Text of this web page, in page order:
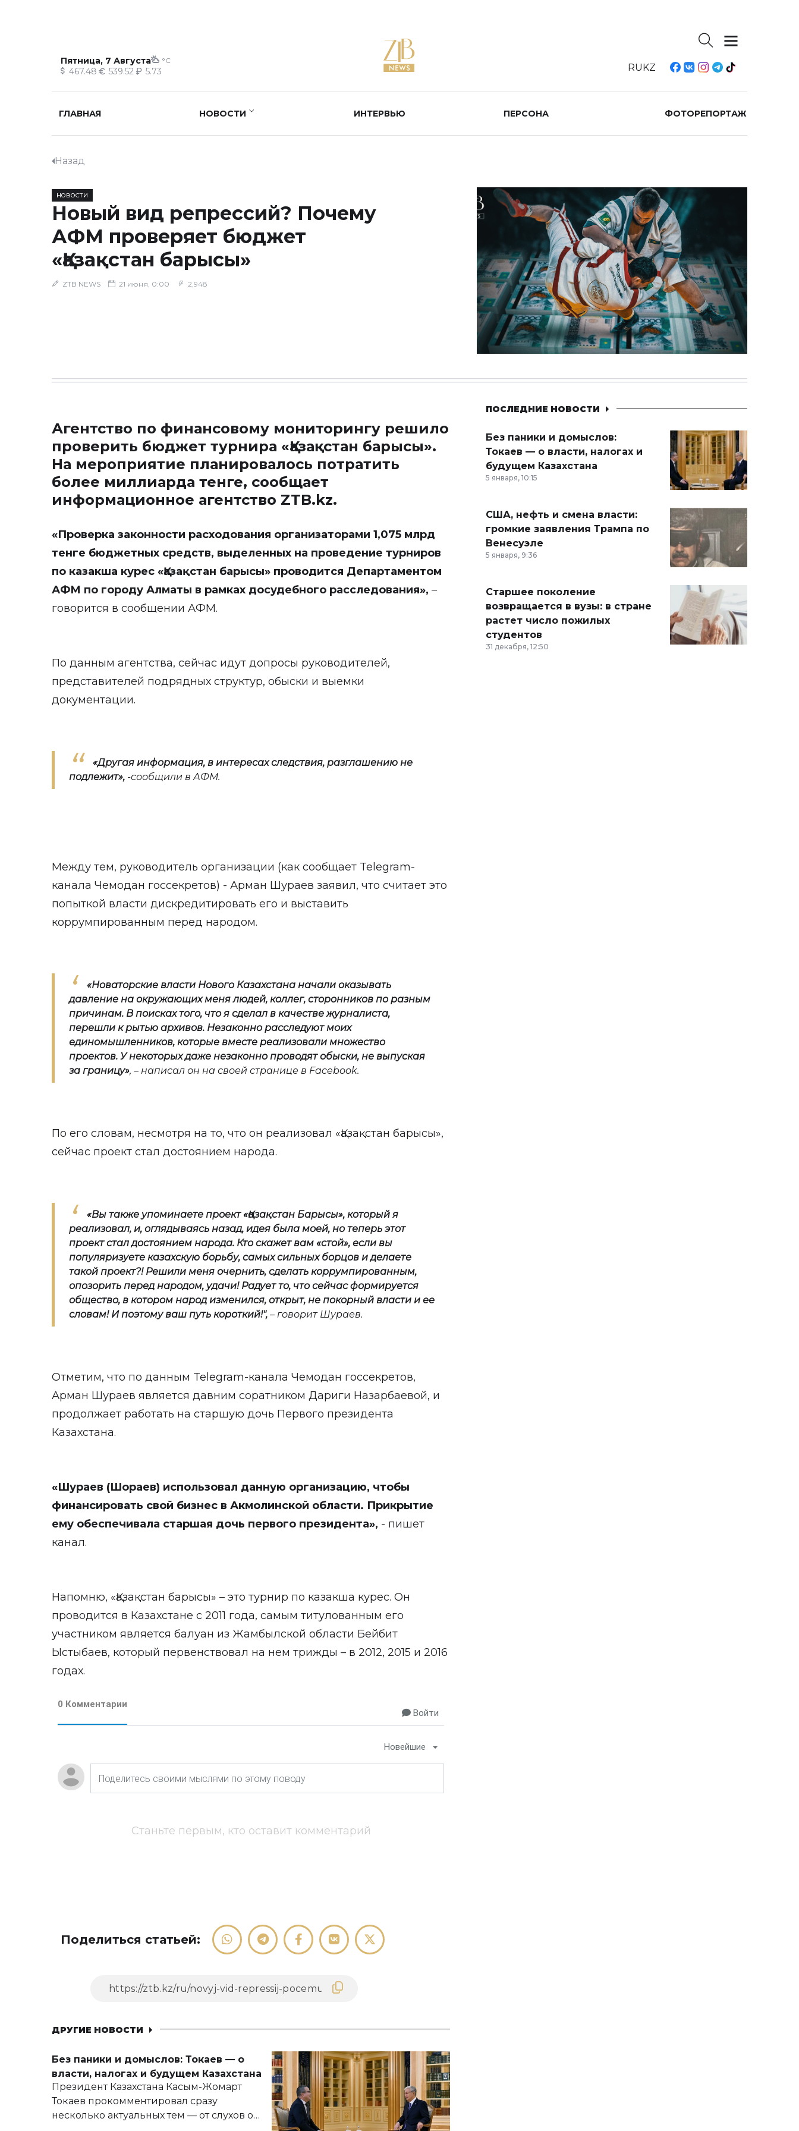
Пятница, 7 Августа °C
467.48 539.52 5.73 RUKZ
ГЛАВНАЯ НОВОСТИ ИНТЕРВЬЮ ПЕРСОНА ФОТОРЕПОРТАЖ
Назад
НОВОСТИ
Новый вид репрессий? Почему
АФМ проверяет бюджет
«Қазақстан барысы»
ZTB NEWS 21 июня, 0:00 2,948
Агентство по финансовому мониторингу решило
проверить бюджет турнира «Қазақстан барысы».
На мероприятие планировалось потратить
более миллиарда тенге, сообщает
информационное агентство ZTB.kz.
«Проверка законности расходования организаторами 1,075 млрд
тенге бюджетных средств, выделенных на проведение турниров
по казакша курес «Қазақстан барысы» проводится Департаментом
АФМ по городу Алматы в рамках досудебного расследования», –
говорится в сообщении АФМ.
По данным агентства, сейчас идут допросы руководителей,
представителей подрядных структур, обыски и выемки
документации.
«Другая информация, в интересах следствия, разглашению не
подлежит», -сообщили в АФМ.
Между тем, руководитель организации (как сообщает Telegram-
канала Чемодан госсекретов) - Арман Шураев заявил, что считает это
попыткой власти дискредитировать его и выставить
коррумпированным перед народом.
«Новаторские власти Нового Казахстана начали оказывать
давление на окружающих меня людей, коллег, сторонников по разным
причинам. В поисках того, что я сделал в качестве журналиста,
перешли к рытью архивов. Незаконно расследуют моих
единомышленников, которые вместе реализовали множество
проектов. У некоторых даже незаконно проводят обыски, не выпуская
за границу», – написал он на своей странице в Facebook.
По его словам, несмотря на то, что он реализовал «Қазақстан барысы»,
сейчас проект стал достоянием народа.
«Вы также упоминаете проект«Қазақстан Барысы», который я
реализовал, и, оглядываясь назад, идея была моей, но теперь этот
проект стал достоянием народа. Кто скажет вам «стой», если вы
популяризуете казахскую борьбу, самых сильных борцов и делаете
такой проект?! Решили меня очернить, сделать коррумпированным,
опозорить перед народом, удачи! Радует то, что сейчас формируется
общество, в котором народ изменился, открыт, не покорный власти и ее
словам! И поэтому ваш путь короткий!", – говорит Шураев.
Отметим, что по данным Telegram-канала Чемодан госсекретов,
Арман Шураев является давним соратником Дариги Назарбаевой, и
продолжает работать на старшую дочь Первого президента
Казахстана.
«Шураев (Шораев) использовал данную организацию, чтобы
финансировать свой бизнес в Акмолинской области. Прикрытие
ему обеспечивала старшая дочь первого президента», - пишет
канал.
Напомню, «Қазақстан барысы» – это турнир по казакша курес. Он
проводится в Казахстане с 2011 года, самым титулованным его
участником является балуан из Жамбылской области Бейбит
Ыстыбаев, который первенствовал на нем трижды – в 2012, 2015 и 2016
годах.
0 Комментарии
Войти
Новейшие
Станьте первым, кто оставит комментарий
Поделиться статьей:
ДРУГИЕ НОВОСТИ
Без паники и домыслов: Токаев — о
власти, налогах и будущем Казахстана
Президент Казахстана Касым-Жомарт
Токаев прокомментировал сразу
несколько актуальных тем — от слухов о
ПОСЛЕДНИЕ НОВОСТИ
Без паники и домыслов:
Токаев — о власти, налогах и
будущем Казахстана
5 января, 10:15
США, нефть и смена власти:
громкие заявления Трампа по
Венесуэле
5 января, 9:36
Старшее поколение
возвращается в вузы: в стране
растет число пожилых
студентов
31 декабря, 12:50